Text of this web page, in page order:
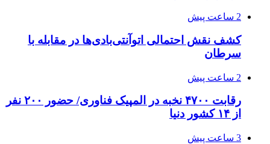
2 ساعت پیش
کشف نقش احتمالی اتوآنتی‌بادی‌ها در مقابله با
سرطان
2 ساعت پیش
رقابت ۴۷۰۰ نخبه در المپیک فناوری/ حضور ۲۰۰ نفر
از ۱۴ کشور دنیا
3 ساعت پیش